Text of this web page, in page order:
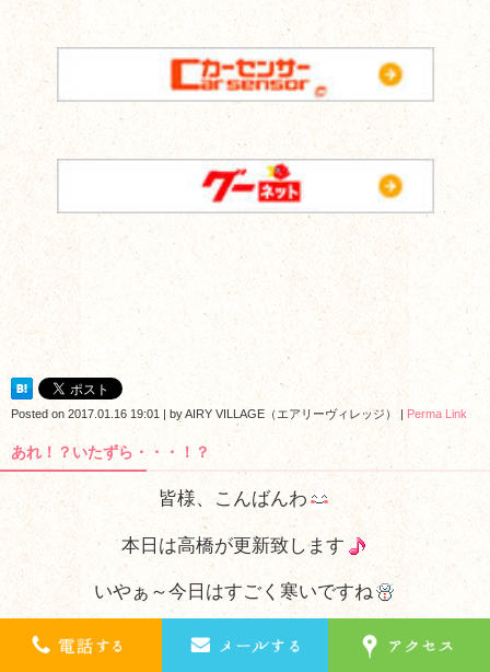
Posted on 2017.01.16 19:01 byAIRY VILLAGE（エアリーヴィレッジ） Perma Link
あれ！？いたずら・・・！？
皆様、こんばんわ
本日は高橋が更新致します
いやぁ～今日はすごく寒いですね
大寒波・・・